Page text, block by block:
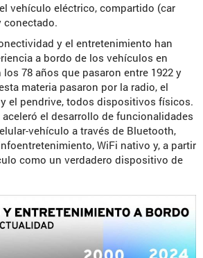
vehículo eléctrico, compartido (car
conectado.
y el entretenimiento han
a bordo de los vehículos en
78 años que pasaron entre 1922 y
materia pasaron por la radio, el
y el pendrive, todos dispositivos físicos.
aceleró el desarrollo de funcionalidades
vehículo a través de Bluetooth,
WiFi nativo y, a partir
como un verdadero dispositivo de